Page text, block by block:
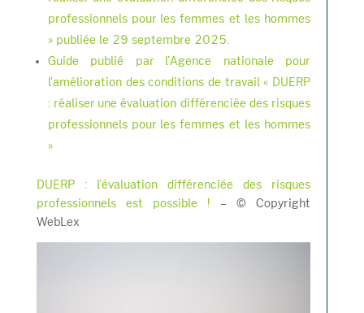
professionnels pour les femmes et les hommes
» publiée le 29 septembre 2025.
Guide publié par l’Agence nationale pour
l’amélioration des conditions de travail « DUERP
: réaliser une évaluation différenciée des risques
professionnels pour les femmes et les hommes
»
DUERP : l’évaluation différenciée des risques
professionnels est possible ! – © Copyright
WebLex